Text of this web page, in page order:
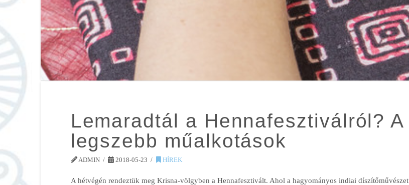
Lemaradtál a Hennafesztiválról? A
legszebb műalkotások
ADMIN 2018-05-23 HÍREK
A hétvégén rendeztük meg Krisna-völgyben a Hennafesztivált. Ahol a hagyományos indiai díszítőművészet